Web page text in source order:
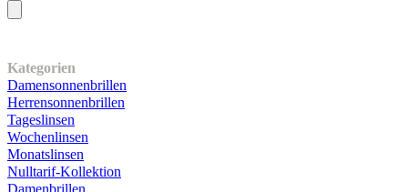
Kategorien
Damensonnenbrillen
Herrensonnenbrillen
Tageslinsen
Wochenlinsen
Monatslinsen
Nulltarif-Kollektion